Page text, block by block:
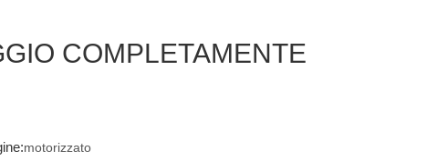
COMPLETAMENTE
motorizzato